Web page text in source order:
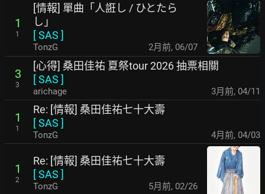
1
1
[情報] 單曲「人誑し / ひとたら
し」
[SAS ]
TonzG 2月前, 06/07
3
3
[心得] 桑田佳祐 夏祭tour 2026 抽票相關
[SAS ]
arichage 3月前, 04/11
1
1
Re: [情報] 桑田佳祐七十大壽
[SAS ]
TonzG 4月前, 04/03
1
2
Re: [情報] 桑田佳祐七十大壽
[SAS ]
TonzG 5月前, 02/26